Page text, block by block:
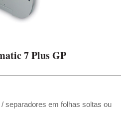
7 Plus GP
separadores em folhas soltas ou